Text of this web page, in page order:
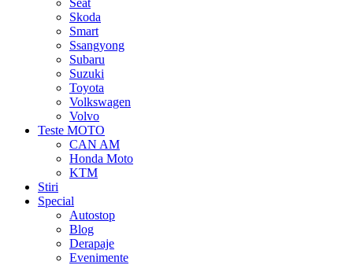
Seat
Skoda
Smart
Ssangyong
Subaru
Suzuki
Toyota
Volkswagen
Volvo
Teste MOTO
CAN AM
Honda Moto
KTM
Stiri
Special
Autostop
Blog
Derapaje
Evenimente